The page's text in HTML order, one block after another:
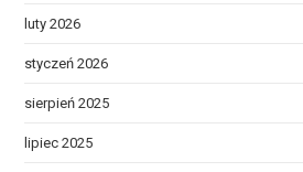
luty 2026
styczeń 2026
sierpień 2025
lipiec 2025